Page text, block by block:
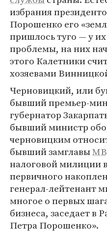
избрания
Порошенко его
пришлось туго — у
проблемы, на них
этого Калетники
хозяевами
Черновицкий, или
бывший премьер-
губернатор
бывший министр
черновицким
бывший замглавы
налоговой милиции
первичного
генерал-лейтенант
многое о первых
бизнеса, заседает в
Петра Порошенко».